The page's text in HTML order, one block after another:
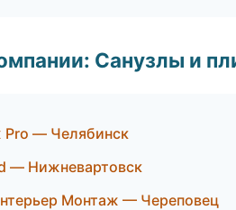
Санузлы и
— Челябинск
— Нижневартовск
Монтаж — Череповец